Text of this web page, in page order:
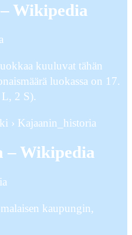
Wikipedia
kuuluvat tähän
luokassa on 17.
2 S).
› Kajaanin_historia
– Wikipedia
kaupungin,